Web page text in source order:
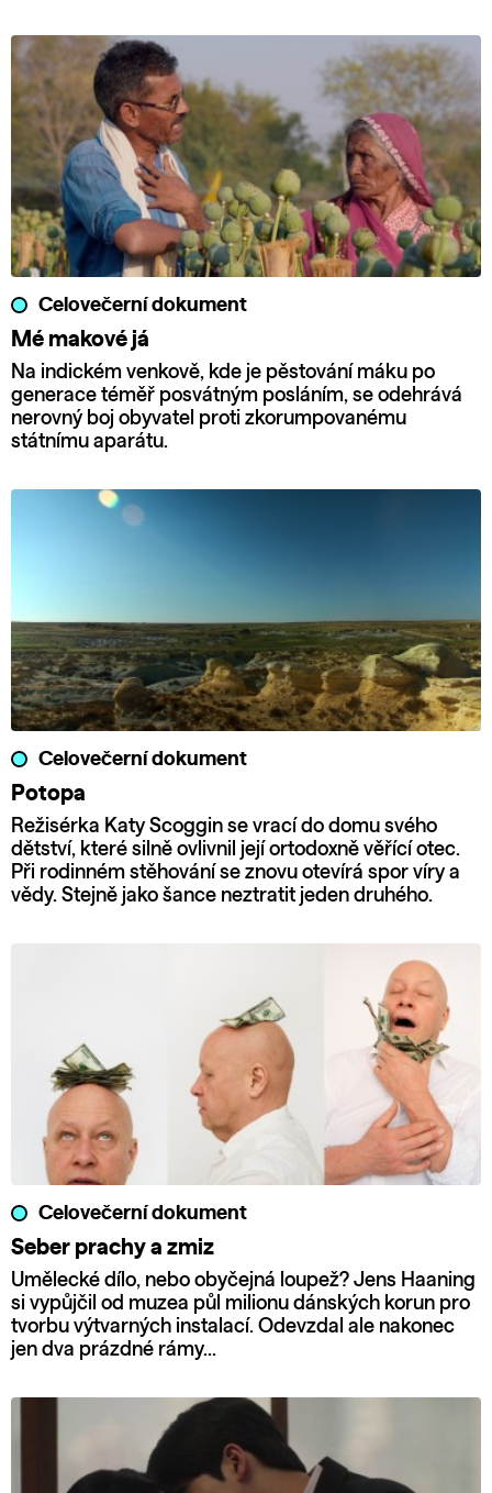
Celovečerní dokument
Mé makové já
Na indickém venkově, kde je pěstování máku po
generace téměř posvátným posláním, se odehrává
nerovný boj obyvatel proti zkorumpovanému
státnímu aparátu.
Celovečerní dokument
Potopa
Režisérka Katy Scoggin se vrací do domu svého
dětství, které silně ovlivnil její ortodoxně věřící otec.
Při rodinném stěhování se znovu otevírá spor víry a
vědy. Stejně jako šance neztratit jeden druhého.
Celovečerní dokument
Seber prachy a zmiz
Umělecké dílo, nebo obyčejná loupež? Jens Haaning
si vypůjčil od muzea půl milionu dánských korun pro
tvorbu výtvarných instalací. Odevzdal ale nakonec
jen dva prázdné rámy…